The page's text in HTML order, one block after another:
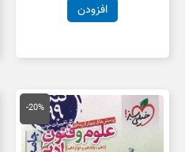
افزودن
-20%
قیمت
اصلی
135,000 تومان
بود.
قیمت
فعلی
است.